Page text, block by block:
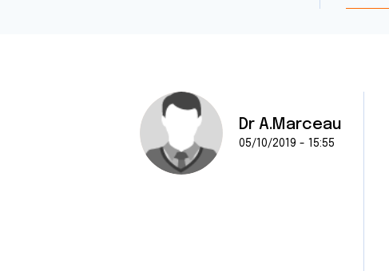
Dr A.Marceau
05/10/2019 - 15:55